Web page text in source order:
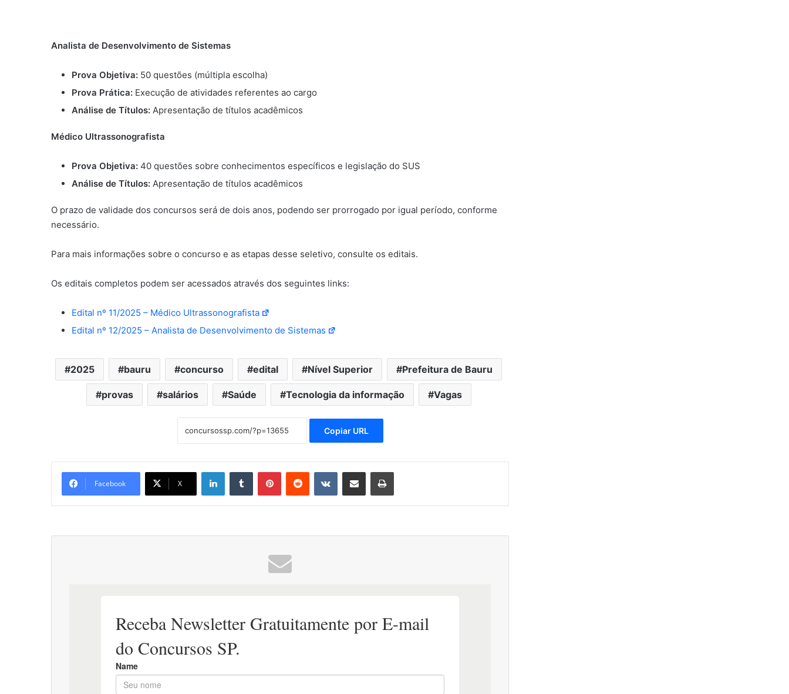
Analista de Desenvolvimento de Sistemas
Prova Objetiva: 50 questões (múltipla escolha)
Prova Prática: Execução de atividades referentes ao cargo
Análise de Títulos: Apresentação de títulos acadêmicos
Médico Ultrassonografista
Prova Objetiva: 40 questões sobre conhecimentos específicos e legislação do SUS
Análise de Títulos: Apresentação de títulos acadêmicos
O prazo de validade dos concursos será de dois anos, podendo ser prorrogado por igual período, conforme
necessário.
Para mais informações sobre o concurso e as etapas desse seletivo, consulte os editais.
Os editais completos podem ser acessados através dos seguintes links:
Edital nº 11/2025 – Médico Ultrassonografista
Edital nº 12/2025 – Analista de Desenvolvimento de Sistemas
2025 bauru concurso edital Nível Superior Prefeitura de Bauru
provas salários Saúde Tecnologia da informação Vagas
Copiar URL
Facebook X
LinkedinTumblr PinterestReddit VK Compartilhar via e-mail Imprimir